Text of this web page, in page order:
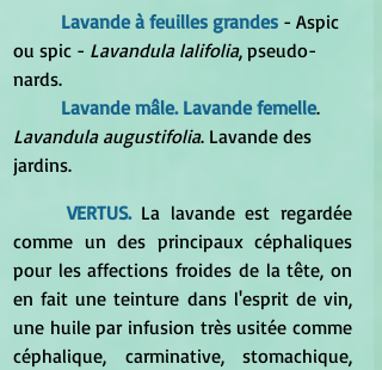
Lavande à feuilles grandes - Aspic
ou spic - Lavandula lalifolia, pseudo-
nards.
Lavande mâle. Lavande femelle.
Lavandula augustifolia. Lavande des
jardins.
VERTUS. La lavande est regardée
comme un des principaux céphaliques
pour les affections froides de la tête, on
en fait une teinture dans l'esprit de vin,
une huile par infusion très usitée comme
céphalique, carminative, stomachique,